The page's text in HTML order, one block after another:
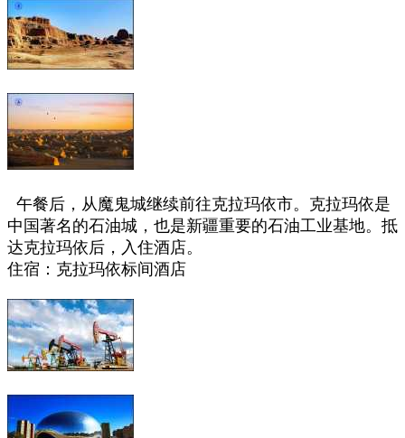
午餐后，从魔鬼城继续前往克拉玛依市。克拉玛依是
中国著名的石油城，也是新疆重要的石油工业基地。 抵
达克拉玛依后，入住酒店。
住宿：克拉玛依标间酒店